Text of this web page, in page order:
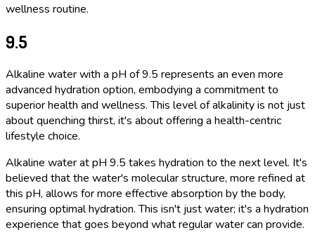
wellness routine.
9.5
Alkaline water with a pH of 9.5 represents an even more
advanced hydration option, embodying a commitment to
superior health and wellness. This level of alkalinity is not just
about quenching thirst, it's about offering a health-centric
lifestyle choice.
Alkaline water at pH 9.5 takes hydration to the next level. It's
believed that the water's molecular structure, more refined at
this pH, allows for more effective absorption by the body,
ensuring optimal hydration. This isn't just water; it's a hydration
experience that goes beyond what regular water can provide.